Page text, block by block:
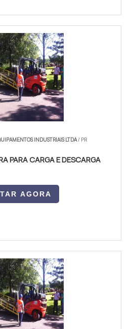
INDUSTRIAIS LTDA/ PR
PARA CARGA E DESCARGA
AGORA